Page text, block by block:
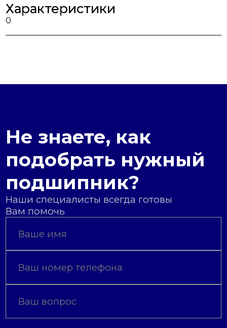
Характеристики
0
Не знаете, как
подобрать нужный
подшипник?
Наши специалисты всегда готовы
Вам помочь